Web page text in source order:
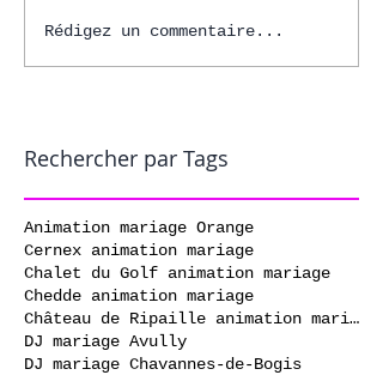
Rédigez un commentaire...
Rechercher par Tags
Animation mariage Orange
Cernex animation mariage
Chalet du Golf animation mariage
Chedde animation mariage
Château de Ripaille animation mariage
DJ mariage Avully
DJ mariage Chavannes-de-Bogis